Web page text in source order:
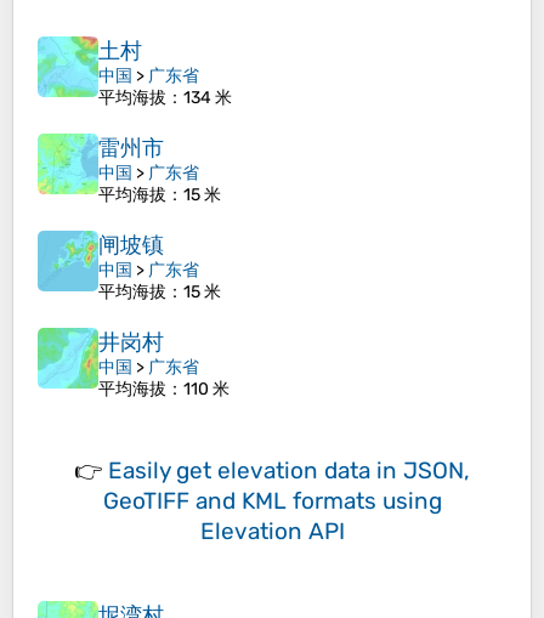
土村
中国 > 广东省
平均海拔 ：134 米
雷州市
中国 > 广东省
平均海拔 ：15 米
闸坡镇
中国 > 广东省
平均海拔 ：15 米
井岗村
中国 > 广东省
平均海拔 ：110 米
👉 Easily get elevation data in JSON,
GeoTIFF and KML formats using
Elevation API